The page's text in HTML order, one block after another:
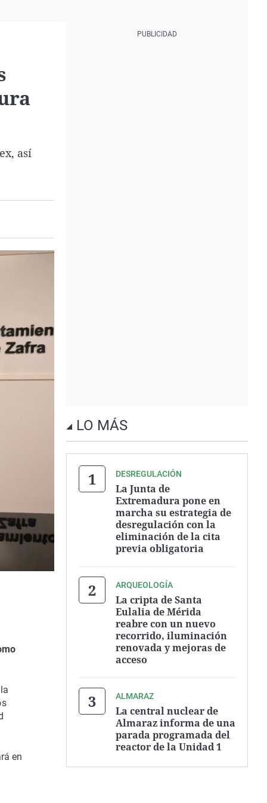
así
en
LO MÁS
DESREGULACIÓN
La Junta de
Extremadura pone en
marcha su estrategia de
desregulación con la
eliminación de la cita
previa obligatoria
ARQUEOLOGÍA
La cripta de Santa
Eulalia de Mérida
reabre con un nuevo
recorrido, iluminación
renovada y mejoras de
acceso
ALMARAZ
La central nuclear de
Almaraz informa de una
parada programada del
reactor de la Unidad 1